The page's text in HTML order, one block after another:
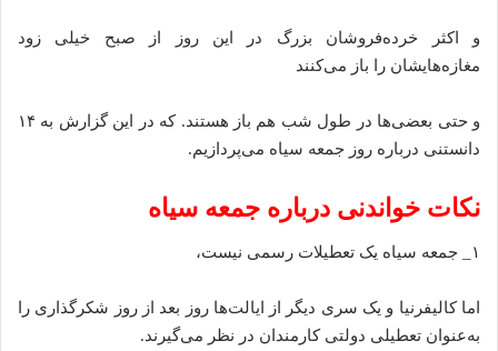
و اکثر خرده‌فروشان بزرگ در این روز از صبح خیلی زود
مغازه‌هایشان را باز می‌کنند
و حتی بعضی‌ها در طول شب هم باز هستند. که در این گزارش به ۱۴
دانستنی درباره روز جمعه سیاه می‌پردازیم.
نکات خواندنی درباره جمعه سیاه
۱_ جمعه سیاه یک تعطیلات رسمی نیست،
اما کالیفرنیا و یک سری دیگر از ایالت‌ها روز بعد از روز شکرگذاری را
به‌عنوان تعطیلی دولتی کارمندان در نظر می‌گیرند.